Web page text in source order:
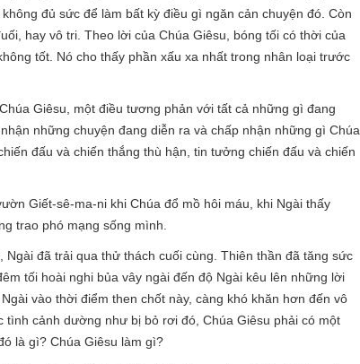
đủ sức để làm bất kỳ điều gì ngăn cản chuyện đó. Còn
hay vô tri. Theo lời của Chúa Giêsu, bóng tối có thời của
tốt. Nó cho thấy phần xấu xa nhất trong nhân loại trước
Giêsu, một điều tương phản với tất cả những gì đang
những chuyện đang diễn ra và chấp nhận những gì Chúa
đấu và chiến thắng thù hận, tin tưởng chiến đấu và chiến
Giết-sê-ma-ni khi Chúa đổ mồ hôi máu, khi Ngài thấy
trao phó mạng sống mình.
đã trải qua thử thách cuối cùng. Thiên thần đã tăng sức
tối hoài nghi bủa vây ngài đến độ Ngài kêu lên những lời
vào thời điểm then chốt này, càng khó khăn hơn đến vô
cảnh dường như bị bỏ rơi đó, Chúa Giêsu phải có một
là gì? Chúa Giêsu làm gì?